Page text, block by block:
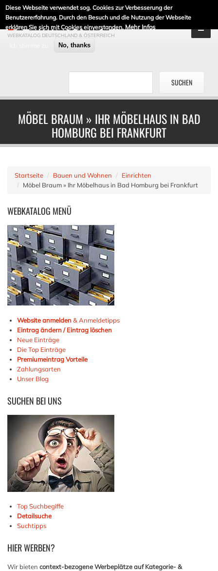
Diese Webseite verwendet sog. Cookies zur Verbesserung der
Benutzererfahrung. Durch den Besuch und die Nutzung der Webseite
erklären Sie sich mit Cookies einverstanden. Mehr Infos
No, thanks
DE-LINKLISTE.DE
WEBKATALOG DEUTSCHLAND & ÖSTERREICH
MÖBEL BRAUM » IHR MÖBELHAUS IN BAD
HOMBURG BEI FRANKFURT
Startseite Bauen und Wohnen
Einrichten
Möbel Braum » Ihr Möbelhaus in Bad Homburg bei Frankfurt
WEBKATALOG MENÜ
Website anmelden& Anmeldetipps
Eintrag ändern / Eintrag löschen
Neue Einträge
Die Top Einträge
Premiumeintrag Vorteile
Zahlungsarten
Unser Blog
SUCHEN BEI UNS
Top Suchbegiffe
Detailsuche
Suchtipps
HIERWERBEN?
Wir bieten context-bezogene Werbeplätze auf Kategorie- &